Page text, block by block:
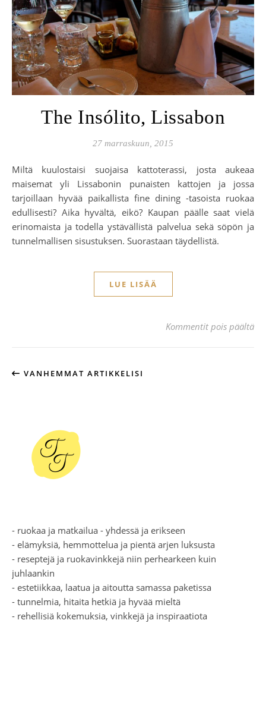
The Insólito, Lissabon
27 marraskuun, 2015
Miltä kuulostaisi suojaisa kattoterassi, josta aukeaa
maisemat yli Lissabonin punaisten kattojen ja jossa
tarjoillaan hyvää paikallista fine dining -tasoista ruokaa
edullisesti? Aika hyvältä, eikö? Kaupan päälle saat vielä
erinomaista ja todella ystävällistä palvelua sekä söpön ja
tunnelmallisen sisustuksen. Suorastaan täydellistä.
LUE LISÄÄ
Kommentit pois päältä
VANHEMMAT ARTIKKELISI
- ruokaa ja matkailua - yhdessä ja erikseen
- elämyksiä, hemmottelua ja pientä arjen luksusta
- reseptejä ja ruokavinkkejä niin perhearkeen kuin
juhlaankin
- estetiikkaa, laatua ja aitoutta samassa paketissa
- tunnelmia, hitaita hetkiä ja hyvää mieltä
- rehellisiä kokemuksia, vinkkejä ja inspiraatiota